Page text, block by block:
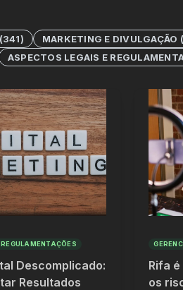
(341) MARKETING E DIVULGAÇÃO (
ASPECTOS LEGAIS E
Descomplicado:
Resultados
Rifa
os